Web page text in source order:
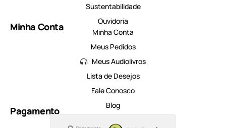
Sustentabilidade
Ouvidoria
Minha Conta
Minha Conta
Meus Pedidos
Meus Audiolivros
Lista de Desejos
Fale Conosco
Blog
Pagamento